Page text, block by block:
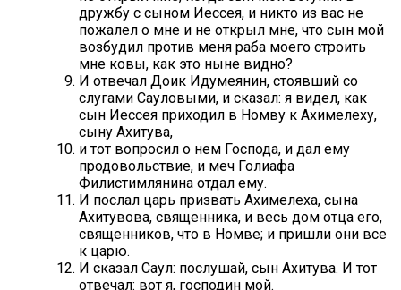
дружбу с сыном Иессея, и никто из вас не
пожалел о мне и не открыл мне, что сын мой
возбудил против меня раба моего строить
мне ковы, как это ныне видно?
И отвечал Доик Идумеянин, стоявший со
слугами Сауловыми, и сказал: я видел, как
сын Иессея приходил в Номву к Ахимелеху,
сыну Ахитува,
и тот вопросил о нем Господа, и дал ему
продовольствие, и меч Голиафа
Филистимлянина отдал ему.
И послал царь призвать Ахимелеха, сына
Ахитувова, священника, и весь дом отца его,
священников, что в Номве; и пришли они все
к царю.
И сказал Саул: послушай, сын Ахитува. И тот
отвечал: вот я, господин мой.